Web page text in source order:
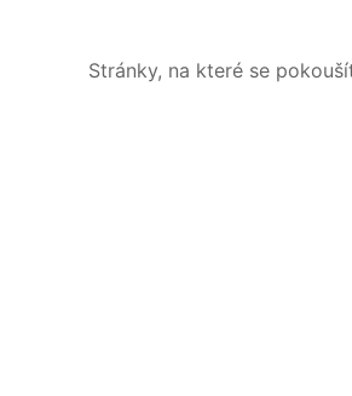
Stránky, na které se